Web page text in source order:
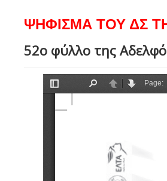
ΨΗΦΙΣΜΑ ΤΟΥ ΔΣ
52ο φύλλο της